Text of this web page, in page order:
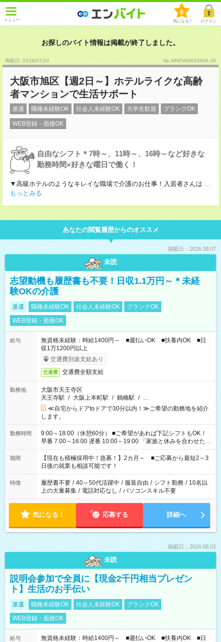
メニュー
0
気になる！ ログイン
お探しのバイト情報は掲載が終了しました。
掲載日 :2026/07/24 No.MNPWW829666-36
大阪市旭区【週2日～】ホテルライクな高齢
者マンションで生活サポート
派遣 職種未経験OK 社会人未経験OK 大学生歓迎 ブランクOK
WEB登録・面接OK
自由なシフト＊7時～、11時～、16時～など好きな
勤務時間×好きな曜日で働く！
▼高級ホテルのようなキレイな職場で介護のお仕事！入居者さんは ...
もっとみる
あなたの閲覧履歴からのオススメ
掲載日：2026.08.07
未読
志望動機も履歴書も不要！日収1.1万円～＊未経
験OKの介護
派遣 職種未経験OK 社会人未経験OK
ブランクOK
WEB登録・面接OK
給与
無資格未経験：時給1400円～ ■週払いOK ■扶養内OK ■日
収1万1200円以上
交通費別途支給あり
交通費 交通費全額支給
勤務地
大阪市天王寺区
天王寺駅 / 大阪上本町駅 / 鶴橋駅 / …
≪自宅からドアtoドアで30分以内！≫ご希望の勤務地を紹介
します。
勤務時間
9:00～18:00（休憩60分） ■ご希望があれば下記シフトもOK！
早番 7:00～16:00 遅番 10:00～19:00 「家族と休みを合わせた
い」 「余裕を持って夕飯の準備がしたい」 「できれば残業はし
たくない」 など、ご希望を教えてくださいね。 ※Wワーク希望
の方へ 今ご覧のお仕事で希望する勤務時間と、もう1つのお仕事
の勤務時間。 合計で週40時間を超える場合は応募できません。
期間
【現在も積極採用中！急募！】2カ月～ ■ご応募から最短2～3
日後の就業も相談可能です！
特徴 履歴書不要 / 40～50代活躍中 / 服装自由 / シフト勤務 / 10名以
上の大量募集 / 電話対応なし / パソコンスキル不要
気になる！ 応募する 詳細へ
掲載日：2026.08.01
未読
説明会参加で全員に【現金2千円相当プレゼン
ト】生活のお手伝い
派遣 職種未経験OK 社会人未経験OK
ブランクOK
WEB登録・面接OK
給与
無資格未経験：時給1400円～ ■週払いOK ■扶養内OK ■日